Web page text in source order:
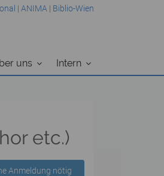
| ANIMA | Biblio-Wien
uns Intern
etc.)
Anmeldung nötig